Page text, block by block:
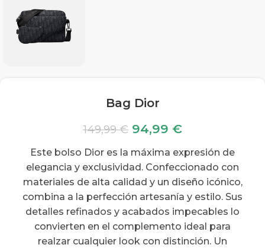
Bag Dior
149,99€ 94,99 €
Este bolso Dior es la máxima expresión de
elegancia y exclusividad. Confeccionado con
materiales de alta calidad y un diseño icónico,
combina a la perfección artesanía y estilo. Sus
detalles refinados y acabados impecables lo
convierten en el complemento ideal para
realzar cualquier look con distinción. Un